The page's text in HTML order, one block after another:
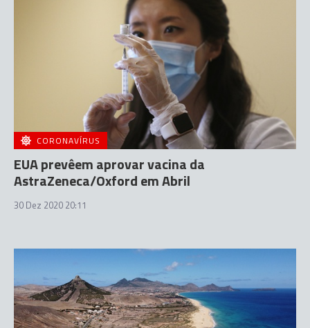
CORONAVÍRUS
EUA prevêem aprovar vacina da
AstraZeneca/Oxford em Abril
30 Dez 2020 20:11